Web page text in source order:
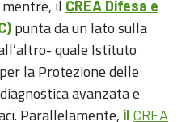
il CREA Difesa e
punta da un lato sulla
quale Istituto
la Protezione delle
avanzata e
Parallelamente, il CREA